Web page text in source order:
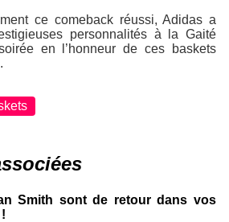
ce comeback réussi, Adidas a
personnalités à la Gaité
en l’honneur de ces baskets
Smith sont de retour dans vos